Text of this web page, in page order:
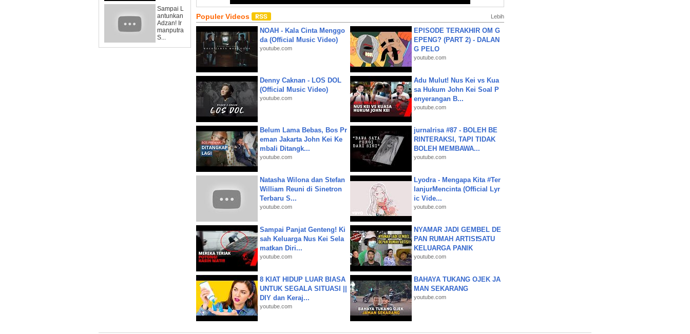
Sampai L
antunkan
Adzan! Ir
manputra
S...
Populer Videos Lebih
NOAH - Kala Cinta Menggo
da (Official Music Video)
youtube.com
EPISODE TERAKHIR OM G
EPENG? (PART 2) - DALAN
G PELO
youtube.com
Denny Caknan - LOS DOL
(Official Music Video)
youtube.com
Adu Mulut! Nus Kei vs Kua
sa Hukum John Kei Soal P
enyerangan B...
youtube.com
Belum Lama Bebas, Bos Pr
eman Jakarta John Kei Ke
mbali Ditangk...
youtube.com
jurnalrisa #87 - BOLEH BE
RINTERAKSI, TAPI TIDAK
BOLEH MEMBAWA...
youtube.com
Natasha Wilona dan Stefan
William Reuni di Sinetron
Terbaru S...
youtube.com
Lyodra - Mengapa Kita #Ter
lanjurMencinta (Official Lyr
ic Vide...
youtube.com
Sampai Panjat Genteng! Ki
sah Keluarga Nus Kei Sela
matkan Diri...
youtube.com
NYAMAR JADI GEMBEL DE
PAN RUMAH ARTIS❗SATU
KELUARGA PANIK
youtube.com
8 KIAT HIDUP LUAR BIASA
UNTUK SEGALA SITUASI ||
DIY dan Keraj...
youtube.com
BAHAYA TUKANG OJEK JA
MAN SEKARANG
youtube.com